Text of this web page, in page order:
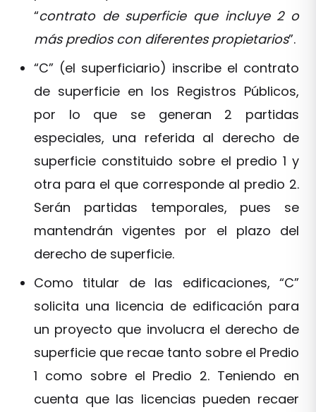
“contrato de superficie que incluye 2 o
más predios con diferentes propietarios”.
“C” (el superficiario) inscribe el contrato
de superficie en los Registros Públicos,
por lo que se generan 2 partidas
especiales, una referida al derecho de
superficie constituido sobre el predio 1 y
otra para el que corresponde al predio 2.
Serán partidas temporales, pues se
mantendrán vigentes por el plazo del
derecho de superficie.
Como titular de las edificaciones, “C”
solicita una licencia de edificación para
un proyecto que involucra el derecho de
superficie que recae tanto sobre el Predio
1 como sobre el Predio 2. Teniendo en
cuenta que las licencias pueden recaer